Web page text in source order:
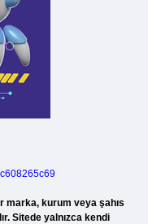
marka, kurum veya şahıs
Sitede yalnızca kendi